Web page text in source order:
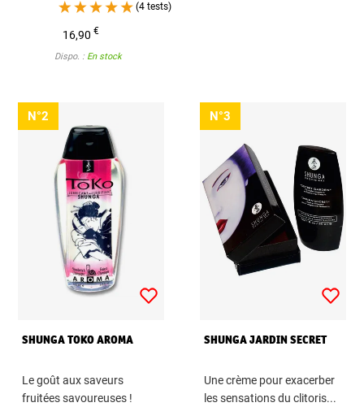
(4 tests)
16,90€
Dispo. : En stock
N°2
SHUNGA TOKO AROMA
Le goût aux saveurs
fruitées savoureuses !
N°3
SHUNGA JARDIN SECRET
Une crème pour exacerber
les sensations du clitoris...